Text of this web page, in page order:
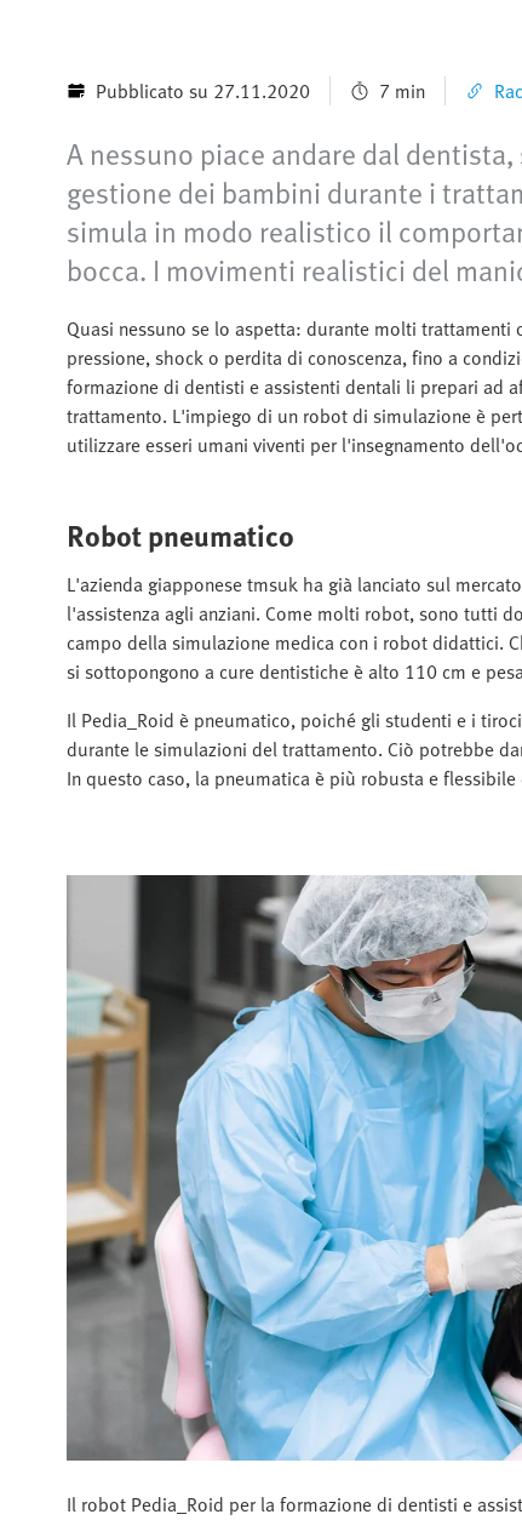
Pubblicato su 27.11.2020 7 min
A nessuno piace andare dal
gestione dei bambini durante i
simula in modo realistico il
bocca. I movimenti realistici del
Quasi nessuno se lo aspetta: durante molti
pressione, shock o perdita di conoscenza, fino a
formazione di dentisti e assistenti dentali li prepari ad
trattamento. L'impiego di un robot di simulazione è
utilizzare esseri umani viventi per l'insegnamento
Robot pneumatico
L'azienda giapponese tmsuk ha già lanciato sul
l'assistenza agli anziani. Come molti robot, sono tutti
campo della simulazione medica con i robot didattici.
si sottopongono a cure dentistiche è alto 110 cm e
Il Pedia_Roid è pneumatico, poiché gli studenti e i
durante le simulazioni del trattamento. Ciò potrebbe
In questo caso, la pneumatica è più robusta e
Il robot Pedia_Roid per la formazione di dentisti e